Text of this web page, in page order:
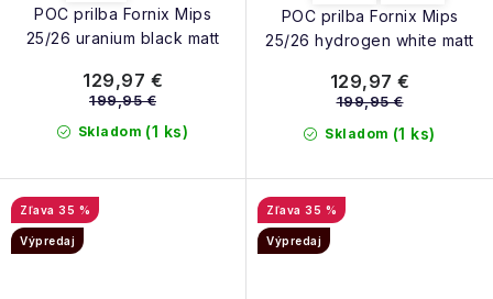
POC prilba Fornix Mips
25/26 uranium black matt
Skladom (1 ks)
129,97 €
199,95 €
POC prilba Fornix Mips
25/26 hydrogen white matt
Skladom (1 ks)
129,97 €
199,95 €
35 %
Výpredaj
35 %
Výpredaj